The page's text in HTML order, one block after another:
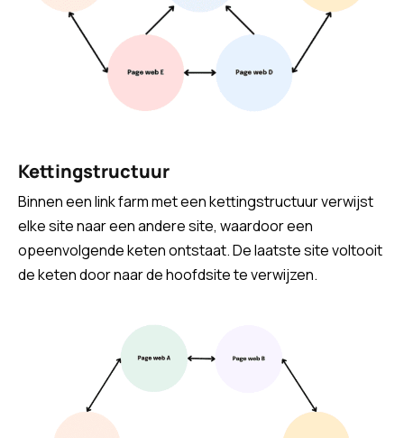
Kettingstructuur
Binnen een link farm met een kettingstructuur verwijst
elke site naar een andere site, waardoor een
opeenvolgende keten ontstaat. De laatste site voltooit
de keten door naar de hoofdsite te verwijzen.